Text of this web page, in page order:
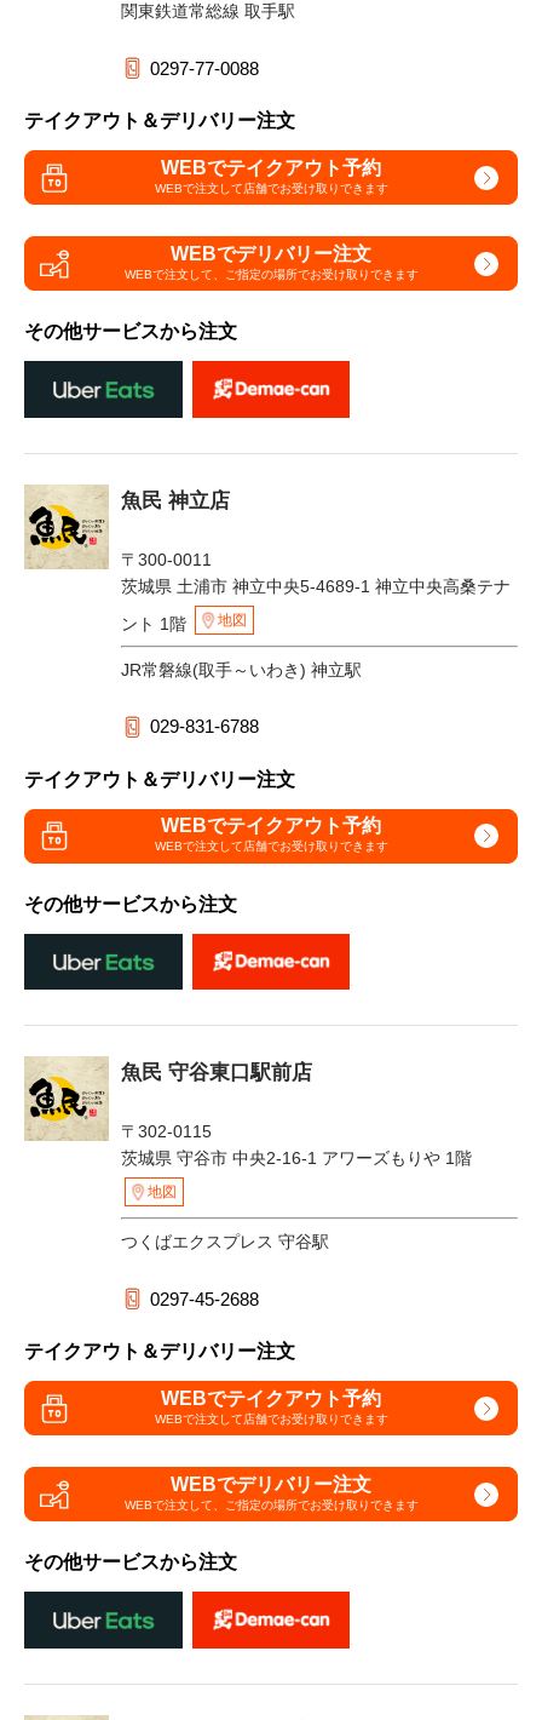
関東鉄道常総線 取手駅
0297-77-0088
テイクアウト＆デリバリー注文
WEBでテイクアウト予約
WEBで注文して店舗でお受け取りできます
WEBでデリバリー注文
WEBで注文して、 ご指定の場所でお受け取りできます
その他サービスから注文
魚民 神立店
〒300-0011
茨城県 土浦市 神立中央5-4689-1 神立中央高桑テナ
ント 1階
地図
JR常磐線(取手～いわき) 神立駅
029-831-6788
テイクアウト＆デリバリー注文
WEBでテイクアウト予約
WEBで注文して店舗でお受け取りできます
その他サービスから注文
魚民 守谷東口駅前店
〒302-0115
茨城県 守谷市 中央2-16-1 アワーズもりや 1階
地図
つくばエクスプレス 守谷駅
0297-45-2688
テイクアウト＆デリバリー注文
WEBでテイクアウト予約
WEBで注文して店舗でお受け取りできます
WEBでデリバリー注文
WEBで注文して、 ご指定の場所でお受け取りできます
その他サービスから注文